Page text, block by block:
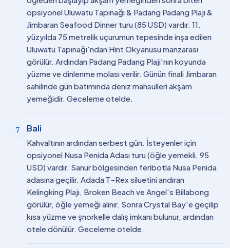
opsiyonel Uluwatu Tapınağı & Padang Padang Plajı &
Jimbaran Seafood Dinner turu (85 USD) vardır. 11.
yüzyılda 75 metrelik uçurumun tepesinde inşa edilen
Uluwatu Tapınağı'ndan Hint Okyanusu manzarası
görülür. Ardından Padang Padang Plajı'nın koyunda
yüzme ve dinlenme molası verilir. Günün finali Jimbaran
sahilinde gün batımında deniz mahsulleri akşam
yemeğidir. Geceleme otelde.
7 Bali
Kahvaltının ardından serbest gün. İsteyenler için
opsiyonel Nusa Penida Adası turu (öğle yemekli, 95
USD) vardır. Sanur bölgesinden feribotla Nusa Penida
adasına geçilir. Adada T-Rex siluetini andıran
Kelingking Plajı, Broken Beach ve Angel's Billabong
görülür, öğle yemeği alınır. Sonra Crystal Bay'e geçilip
kısa yüzme ve şnorkelle dalış imkanı bulunur, ardından
otele dönülür. Geceleme otelde.